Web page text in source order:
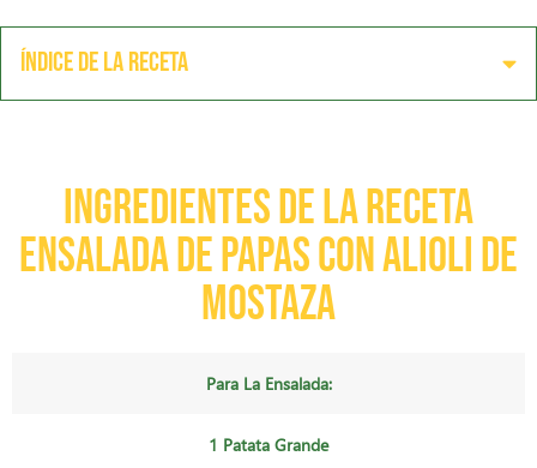
Índice de la receta
Ingredientes de la receta
Ensalada de papas con Alioli de
Mostaza
Para La Ensalada:
1 Patata Grande